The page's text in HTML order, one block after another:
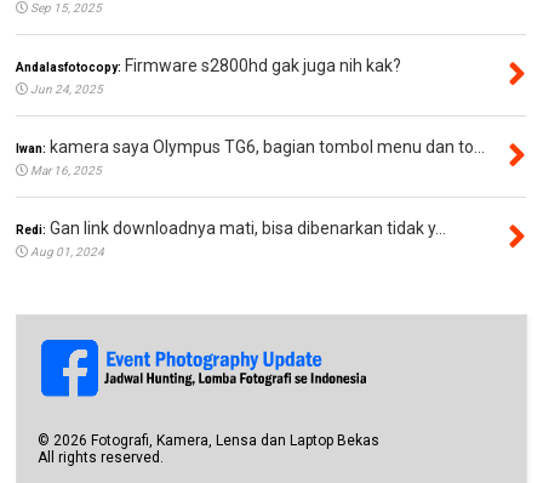
Sep 15, 2025
Andalasfotocopy: Firmware s2800hd gak juga nih kak?
Jun 24, 2025
Iwan: kamera saya Olympus TG6, bagian tombol menu dan to...
Mar 16, 2025
Redi: Gan link downloadnya mati, bisa dibenarkan tidak y...
Aug 01, 2024
©2026 Fotografi, Kamera, Lensa dan Laptop Bekas
All rights reserved.